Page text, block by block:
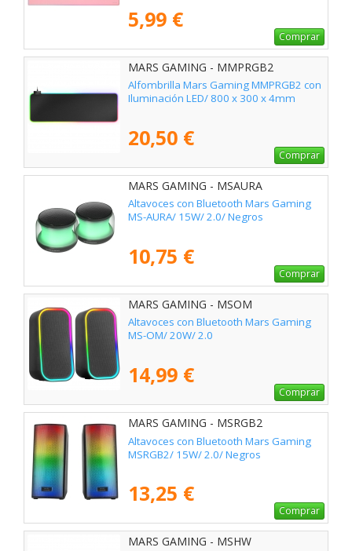
5,99 €
Comprar
MARS GAMING - MMPRGB2
Alfombrilla Mars Gaming MMPRGB2 con
Iluminación LED/ 800 x 300 x 4mm
20,50 €
Comprar
MARS GAMING - MSAURA
Altavoces con Bluetooth Mars Gaming
MS-AURA/ 15W/ 2.0/ Negros
10,75 €
Comprar
MARS GAMING - MSOM
Altavoces con Bluetooth Mars Gaming
MS-OM/ 20W/ 2.0
14,99 €
Comprar
MARS GAMING - MSRGB2
Altavoces con Bluetooth Mars Gaming
MSRGB2/ 15W/ 2.0/ Negros
13,25 €
Comprar
MARS GAMING - MSHW